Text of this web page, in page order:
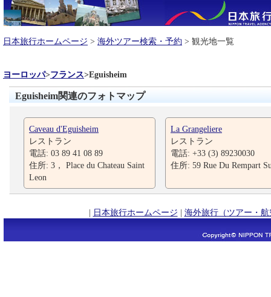
日本旅行ホームページ > 海外ツアー検索・予約 > 観光地一覧
ヨーロッパ>フランス>Eguisheim
Eguisheim関連のフォトマップ
Caveau d'Eguisheim
レストラン
電話: 03 89 41 08 89
住所: 3， Place du Chateau Saint
Leon
La Grangeliere
レストラン
電話: +33 (3) 89230030
住所: 59 Rue Du Rempart
| 日本旅行ホームページ | 海外旅行（ツアー・航